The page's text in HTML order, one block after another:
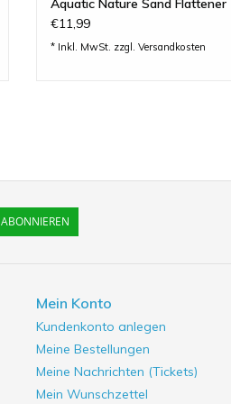
Aquatic Nature Sand Flattener
€11,99
* Inkl. MwSt. zzgl. Versandkosten
ABONNIEREN
Mein Konto
Kundenkonto anlegen
Meine Bestellungen
Meine Nachrichten (Tickets)
Mein Wunschzettel